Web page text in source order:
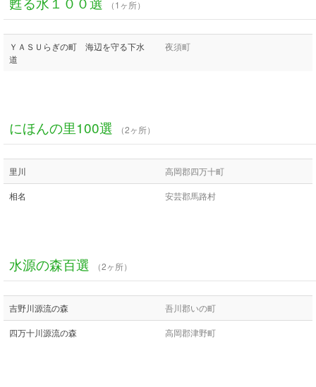
（1ヶ所）
ＹＡＳＵらぎの町 海辺を守る下水
道
夜須町
にほんの里100選 （2ヶ所）
里川 高岡郡四万十町
相名 安芸郡馬路村
水源の森百選 （2ヶ所）
吉野川源流の森 吾川郡いの町
四万十川源流の森 高岡郡津野町